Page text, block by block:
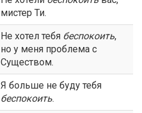
мистер Ти.
Не хотел тебя беспокоить,
но у меня проблема с
Существом.
Я больше не буду тебя
беспокоить.